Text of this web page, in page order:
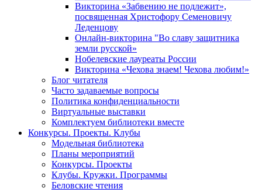
Викторина «Забвению не подлежит»,
посвященная Христофору Семеновичу
Леденцову
Онлайн-викторина "Во славу защитника
земли русской»
Нобелевские лауреаты России
Викторина «Чехова знаем! Чехова любим!»
Блог читателя
Часто задаваемые вопросы
Политика конфиденциальности
Виртуальные выставки
Комплектуем библиотеки вместе
Конкурсы. Проекты. Клубы
Модельная библиотека
Планы мероприятий
Конкурсы. Проекты
Клубы. Кружки. Программы
Беловские чтения